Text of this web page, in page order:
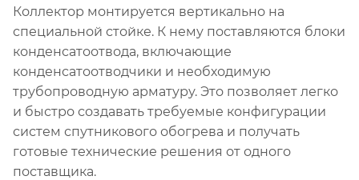
Коллектор монтируется вертикально на
специальной стойке. К нему поставляются блоки
конденсатоотвода, включающие
конденсатоотводчики и необходимую
трубопроводную арматуру. Это позволяет легко
и быстро создавать требуемые конфигурации
систем спутникового обогрева и получать
готовые технические решения от одного
поставщика.